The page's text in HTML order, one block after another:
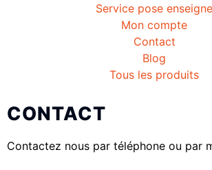
Service pose enseigne
Mon compte
Contact
Blog
Tous les produits
CONTACT
Contactez nous par téléphone ou par